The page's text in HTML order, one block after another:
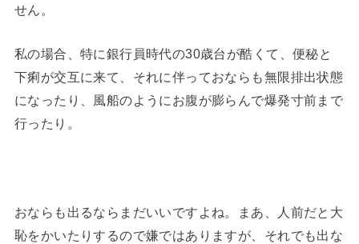
せん。
私の場合、特に銀行員時代の30歳台が酷くて、便秘と
下痢が交互に来て、それに伴っておならも無限排出状態
になったり、風船のようにお腹が膨らんで爆発寸前まで
行ったり。
おならも出るならまだいいですよね。まあ、人前だと大
恥をかいたりするので嫌ではありますが、それでも出な